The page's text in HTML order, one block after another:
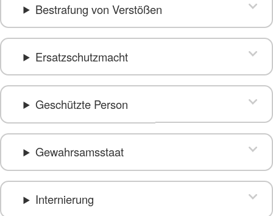
Bestrafung von Verstößen
Ersatzschutzmacht
Geschützte Person
Gewahrsamsstaat
Internierung